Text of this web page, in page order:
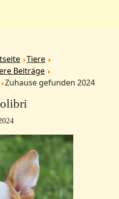
Tiere
Beiträge
Zuhause gefunden 2024